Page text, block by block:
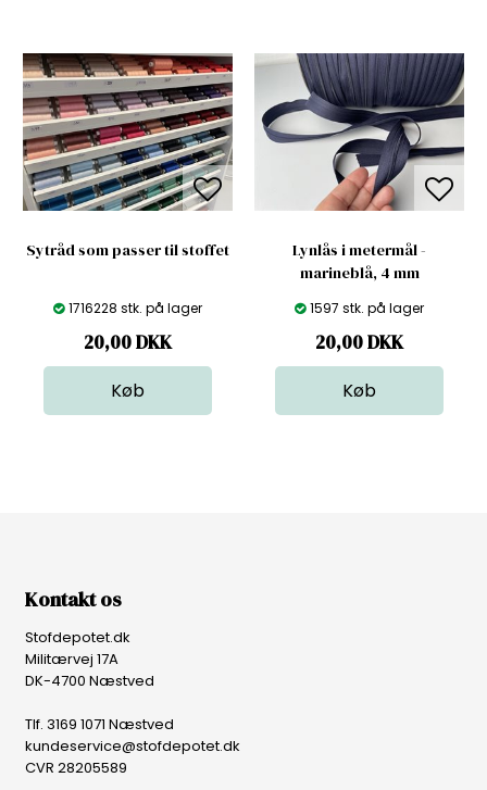
Sytråd som passer til stoffet
1716228 stk. på lager
20,00DKK
Lynlås i metermål -
marineblå, 4 mm
1597 stk. på lager
20,00DKK
Kontakt os
Stofdepotet.dk
Militærvej 17A
DK-4700 Næstved
Tlf. 3169 1071 Næstved
kundeservice@stofdepotet.dk
CVR 28205589